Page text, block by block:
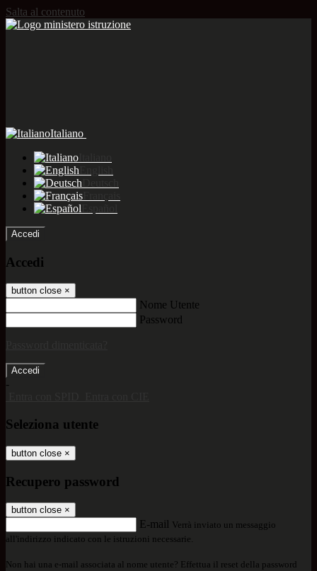
Salta al contenuto
Italiano
Accedi
Accedi
button close ×
Nome Utente
Password
-
Seleziona utente
button close ×
Recupero password
button close ×
E-mail Verrà inviato un messaggio
all'indirizzo indicato con le istruzioni necessarie.
Non hai una e-mail associata al nome utente? Effettua il reset della password